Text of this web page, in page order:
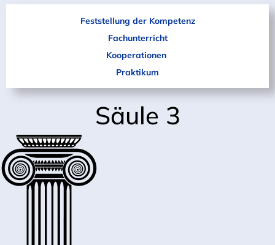
Feststellung der Kompetenz
Fachunterricht
Kooperationen
Praktikum
Säule 3